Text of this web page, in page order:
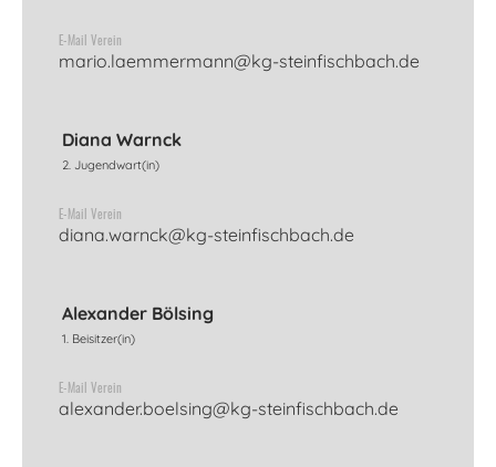
E-Mail Verein
mario.laemmermann@kg-steinfischbach.de
Diana Warnck
2. Jugendwart(in)
E-Mail Verein
diana.warnck@kg-steinfischbach.de
Alexander Bölsing
1. Beisitzer(in)
E-Mail Verein
alexander.boelsing@kg-steinfischbach.de